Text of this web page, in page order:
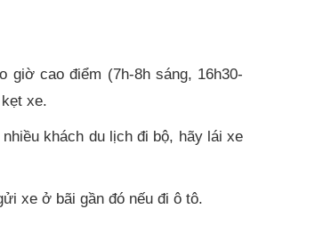
giờ cao điểm (7h-8h sáng, 16h30-
xe.
khách du lịch đi bộ, hãy lái xe
xe ở bãi gần đó nếu đi ô tô.